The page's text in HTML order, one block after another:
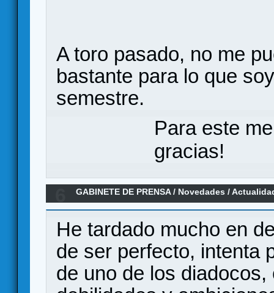
A toro pasado, no me
bastante para lo que
semestre.
Para este
gracias!
GABINETE DE PRENSA/ Novedades /
He tardado mucho en
de ser perfecto, intenta
de uno de los